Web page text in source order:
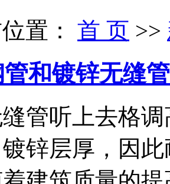
置： 首 页 >>
和镀锌无缝
管听上去格
锌层厚，因